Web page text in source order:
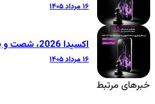
۱۶ مرداد ۱۴۰۵
اکسیدا 2026، شصت و پنجمین کنگره بین المللی جامعه دندانپزشکی ایران
۱۶ مرداد ۱۴۰۵
خبرهای مرتبط